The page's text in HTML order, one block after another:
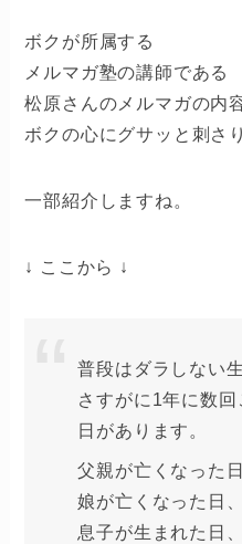
ボクが所属する
メルマガ塾の講師である
松原さんのメルマガの内
ボクの心にグサッと刺さ
一部紹介しますね。
↓ ここから ↓
普段はダラしない
さすがに1年に数
日があります。
父親が亡くなった日
娘が亡くなった日、
息子が生まれた日、